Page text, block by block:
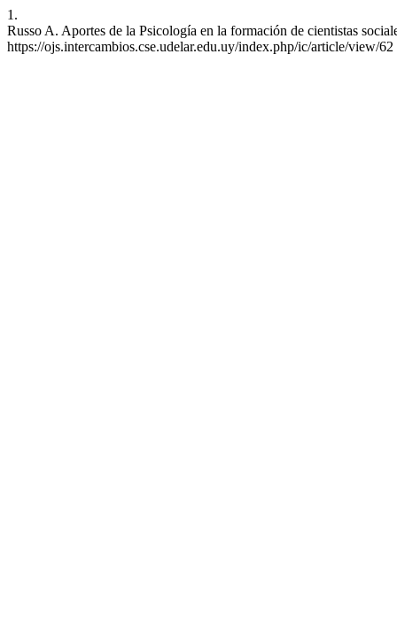
1.
Russo A. Aportes de la Psicología en la formación de cientistas
https://ojs.intercambios.cse.udelar.edu.uy/index.php/ic/article/view/62